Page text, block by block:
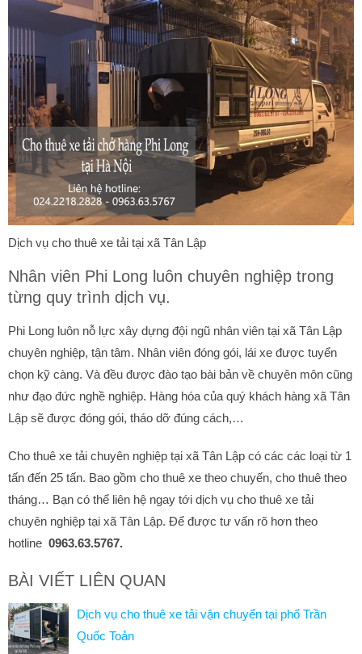
Dịch vụ cho thuê xe tải tại xã Tân Lập
Nhân viên Phi Long luôn chuyên nghiệp trong
từng quy trình dịch vụ.
Phi Long luôn nỗ lực xây dựng đội ngũ nhân viên tại xã Tân Lập
chuyên nghiệp, tận tâm. Nhân viên đóng gói, lái xe được tuyển
chọn kỹ càng. Và đều được đào tạo bài bản về chuyên môn cũng
như đạo đức nghề nghiệp. Hàng hóa của quý khách hàng xã Tân
Lập sẽ được đóng gói, tháo dỡ đúng cách,…
Cho thuê xe tải chuyên nghiệp tại xã Tân Lập có các các loại từ 1
tấn đến 25 tấn. Bao gồm cho thuê xe theo chuyến, cho thuê theo
tháng… Bạn có thể liên hệ ngay tới dịch vụ cho thuê xe tải
chuyên nghiệp tại xã Tân Lập. Để được tư vấn rõ hơn theo
hotline 0963.63.5767.
BÀI VIẾT LIÊN QUAN
Dịch vụ cho thuê xe tải vận chuyển tại phố Trần
Quốc Toản